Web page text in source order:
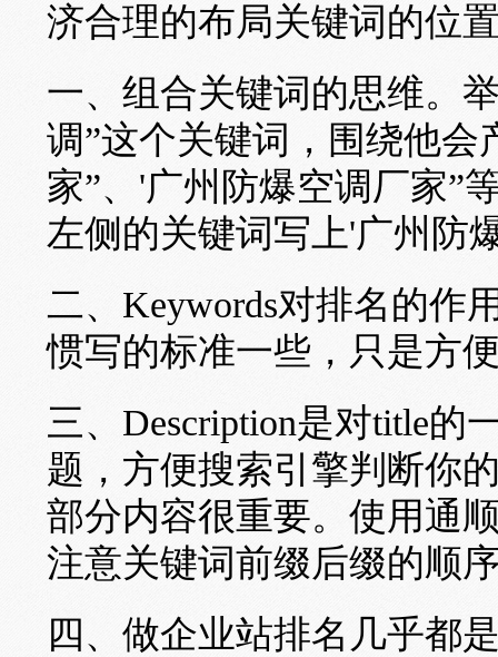
济合理的布局关键词的位
一、组合关键词的思维。
调”这个关键词，围绕他会
家”、'广州防爆空调厂家”
左侧的关键词写上'广州防
二、Keywords对排名的作
惯写的标准一些，只是方
三、Description是对title的
题，方便搜索引擎判断你
部分内容很重要。使用通
注意关键词前缀后缀的顺
四、做企业站排名几乎都